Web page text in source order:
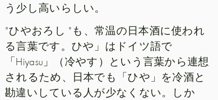
う少し高いらしい。
"ひやおろし "も、常温の日本酒に使われ
る言葉です。ひや」はドイツ語で
「Hiyasu」（冷やす）という言葉から連想
されるため、日本でも「ひや」を冷酒と
勘違いしている人が少なくない。しか